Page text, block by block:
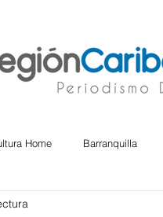
Home Barranquilla
English